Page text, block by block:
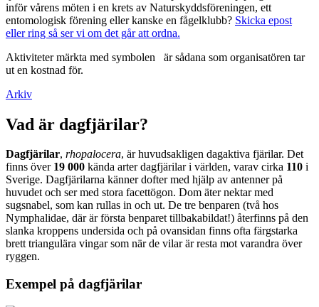
inför vårens möten i en krets av Naturskyddsföreningen, ett
entomologisk förening eller kanske en fågelklubb? Skicka epost
eller ring så ser vi om det går att ordna.
Aktiviteter märkta med symbolen
är sådana som organisatören tar
ut en kostnad för.
Arkiv
Vad är dagfjärilar?
Dagfjärilar, rhopalocera, är huvudsakligen dagaktiva fjärilar. Det
finns över 19 000 kända arter dagfjärilar i världen, varav cirka 110 i
Sverige. Dagfjärilarna känner dofter med hjälp av antenner på
huvudet och ser med stora facettögon. Dom äter nektar med
sugsnabel, som kan rullas in och ut. De tre benparen (två hos
Nymphalidae, där är första benparet tillbakabildat!) återfinns på den
slanka kroppens undersida och på ovansidan finns ofta färgstarka
brett triangulära vingar som när de vilar är resta mot varandra över
ryggen.
Exempel på dagfjärilar